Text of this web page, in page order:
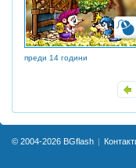
преди 14 години
© 2004-2026 BGflash